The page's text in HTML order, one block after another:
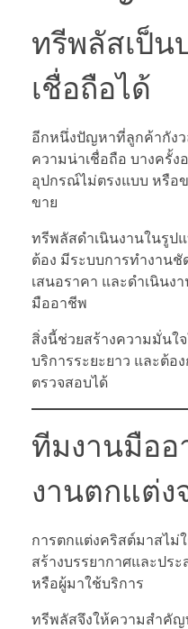
ทรีพลัสเป็
เชื่อถือได้
อีกหนึ่งปัญหาที่ลูกค้ากังว
ความน่าเชื่อถือ บางครั้ง
อุปกรณ์ไม่ตรงแบบ หรือ
ขาย
ทรีพลัสดำเนินงานในรูป
ต้อง มีระบบการทำงานชั
เสนอราคา และดำเนินง
มืออาชีพ
สิ่งนี้ช่วยสร้างความมั่นใ
บริการระยะยาว และต้อ
ตรวจสอบได้
ทีมงานมืออ
งานตกแต่ง
การตกแต่งคริสต์มาสไม่
สร้างบรรยากาศและปร
หรือผู้มาใช้บริการ
ทรีพลัสจึงให้ความสำคัญ